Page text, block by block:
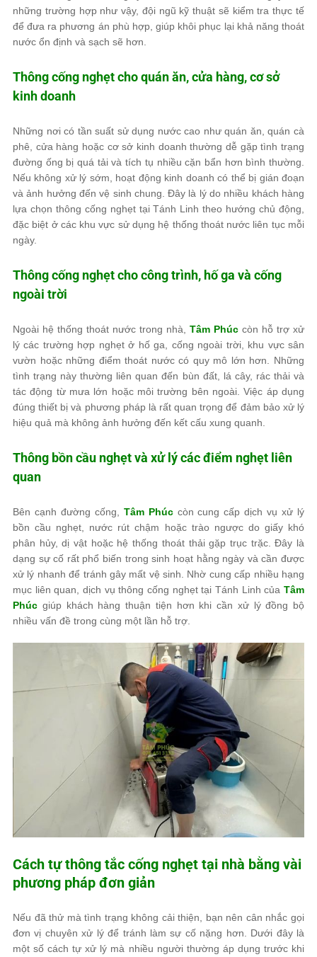
những trường hợp như vậy, đội ngũ kỹ thuật sẽ kiểm tra thực tế
để đưa ra phương án phù hợp, giúp khôi phục lại khả năng thoát
nước ổn định và sạch sẽ hơn.
Thông cống nghẹt cho quán ăn, cửa hàng, cơ sở
kinh doanh
Những nơi có tần suất sử dụng nước cao như quán ăn, quán cà
phê, cửa hàng hoặc cơ sở kinh doanh thường dễ gặp tình trạng
đường ống bị quá tải và tích tụ nhiều cặn bẩn hơn bình thường.
Nếu không xử lý sớm, hoạt động kinh doanh có thể bị gián đoạn
và ảnh hưởng đến vệ sinh chung. Đây là lý do nhiều khách hàng
lựa chọn thông cống nghẹt tại Tánh Linh theo hướng chủ động,
đặc biệt ở các khu vực sử dụng hệ thống thoát nước liên tục mỗi
ngày.
Thông cống nghẹt cho công trình, hố ga và cống
ngoài trời
Ngoài hệ thống thoát nước trong nhà, Tâm Phúc còn hỗ trợ xử
lý các trường hợp nghẹt ở hố ga, cống ngoài trời, khu vực sân
vườn hoặc những điểm thoát nước có quy mô lớn hơn. Những
tình trạng này thường liên quan đến bùn đất, lá cây, rác thải và
tác động từ mưa lớn hoặc môi trường bên ngoài. Việc áp dụng
đúng thiết bị và phương pháp là rất quan trọng để đảm bảo xử lý
hiệu quả mà không ảnh hưởng đến kết cấu xung quanh.
Thông bồn cầu nghẹt và xử lý các điểm nghẹt liên
quan
Bên cạnh đường cống, Tâm Phúccòn cung cấp dịch vụ xử lý
bồn cầu nghẹt, nước rút chậm hoặc trào ngược do giấy khó
phân hủy, dị vật hoặc hệ thống thoát thải gặp trục trặc. Đây là
dạng sự cố rất phổ biến trong sinh hoạt hằng ngày và cần được
xử lý nhanh để tránh gây mất vệ sinh. Nhờ cung cấp nhiều hạng
mục liên quan, dịch vụ thông cống nghẹt tại Tánh Linh của Tâm
Phúc giúp khách hàng thuận tiện hơn khi cần xử lý đồng bộ
nhiều vấn đề trong cùng một lần hỗ trợ.
Cách tự thông tắc cống nghẹt tại nhà bằng vài
phương pháp đơn giản
Nếu đã thử mà tình trạng không cải thiện, bạn nên cân nhắc gọi
đơn vị chuyên xử lý để tránh làm sự cố nặng hơn. Dưới đây là
một số cách tự xử lý mà nhiều người thường áp dụng trước khi